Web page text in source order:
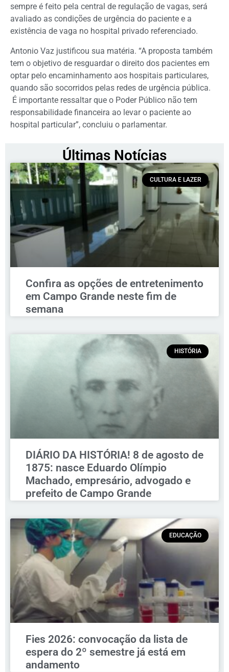
sempre é feito pela central de regulação de vagas, será
avaliado as condições de urgência do paciente e a
existência de vaga no hospital privado referenciado.
Antonio Vaz justificou sua matéria. “A proposta também
tem o objetivo de resguardar o direito dos pacientes em
optar pelo encaminhamento aos hospitais particulares,
quando são socorridos pelas redes de urgência pública.
É importante ressaltar que o Poder Público não tem
responsabilidade financeira ao levar o paciente ao
hospital particular”, concluiu o parlamentar.
Últimas Notícias
CULTURA E LAZER
Confira as opções de entretenimento
em Campo Grande neste fim de
semana
HISTÓRIA
DIÁRIO DA HISTÓRIA! 8 de agosto de
1875: nasce Eduardo Olímpio
Machado, empresário, advogado e
prefeito de Campo Grande
EDUCAÇÃO
Fies 2026: convocação da lista de
espera do 2º semestre já está em
andamento